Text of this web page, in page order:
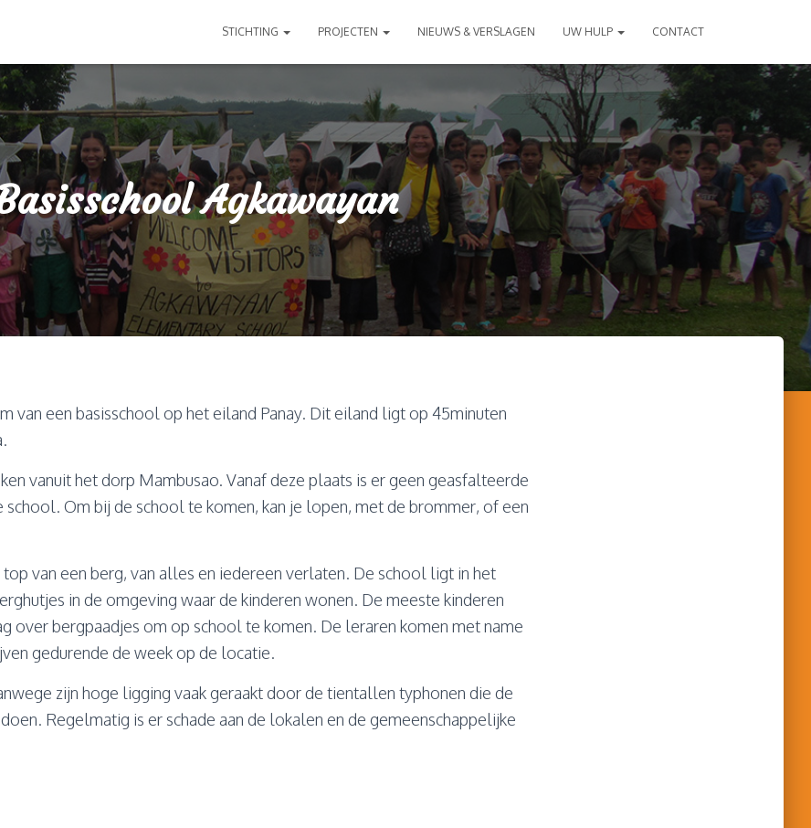
STICHTING PROJECTEN NIEUWS & VERSLAGEN UW HULP CONTACT
Agkawayan
van een basisschool op het eiland Panay. Dit eiland ligt op 45minuten
vanuit het dorp Mambusao. Vanaf deze plaats is er geen geasfalteerde
school. Om bij de school te komen, kan je lopen, met de brommer, of een
van een berg, van alles en iedereen verlaten. De school ligt in het
in de omgeving waar de kinderen wonen. De meeste kinderen
over bergpaadjes om op school te komen. De leraren komen met name
gedurende de week op de locatie.
zijn hoge ligging vaak geraakt door de tientallen typhonen die de
Regelmatig is er schade aan de lokalen en de gemeenschappelijke